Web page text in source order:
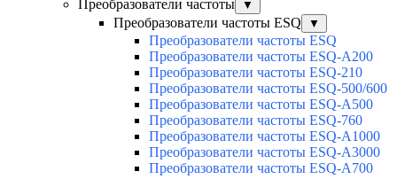
Преобразователи частоты
▼
Преобразователи частоты ESQ ▼
Преобразователи частоты ESQ
Преобразователи частоты ESQ-A200
Преобразователи частоты ESQ-210
Преобразователи частоты ESQ-500/600
Преобразователи частоты ESQ-A500
Преобразователи частоты ESQ-760
Преобразователи частоты ESQ-A1000
Преобразователи частоты ESQ-A3000
Преобразователи частоты ESQ-A700